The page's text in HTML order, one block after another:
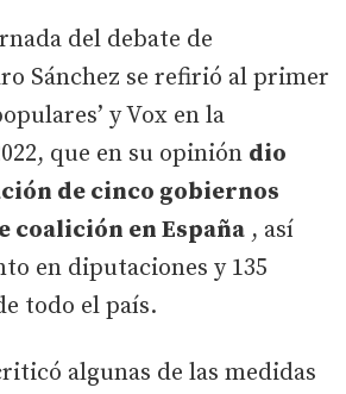
del debate de
Sánchez se refirió al primer
y Vox en la
que en su opinión dio
de cinco gobiernos
coalición en España , así
en diputaciones y 135
todo el país.
algunas de las medidas